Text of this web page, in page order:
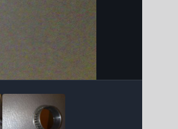
Інструменти